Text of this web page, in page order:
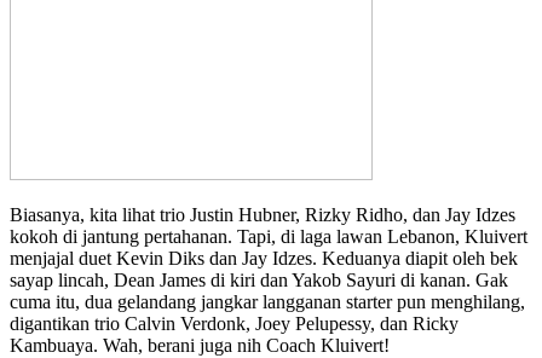
Biasanya, kita lihat trio Justin Hubner, Rizky Ridho, dan Jay Idzes
kokoh di jantung pertahanan. Tapi, di laga lawan Lebanon, Kluivert
menjajal duet Kevin Diks dan Jay Idzes. Keduanya diapit oleh bek
sayap lincah, Dean James di kiri dan Yakob Sayuri di kanan. Gak
cuma itu, dua gelandang jangkar langganan starter pun menghilang,
digantikan trio Calvin Verdonk, Joey Pelupessy, dan Ricky
Kambuaya. Wah, berani juga nih Coach Kluivert!